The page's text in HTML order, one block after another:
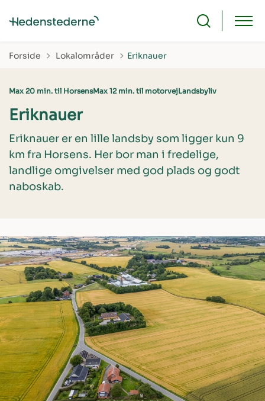
Forside Tilbage til
Lokalområder Eriknauer
Max 20 min. til HorsensMax 12 min. til motorvejLandsbyliv
Eriknauer
Eriknauer er en lille landsby som ligger kun 9
km fra Horsens. Her bor man i fredelige,
landlige omgivelser med god plads og godt
naboskab.